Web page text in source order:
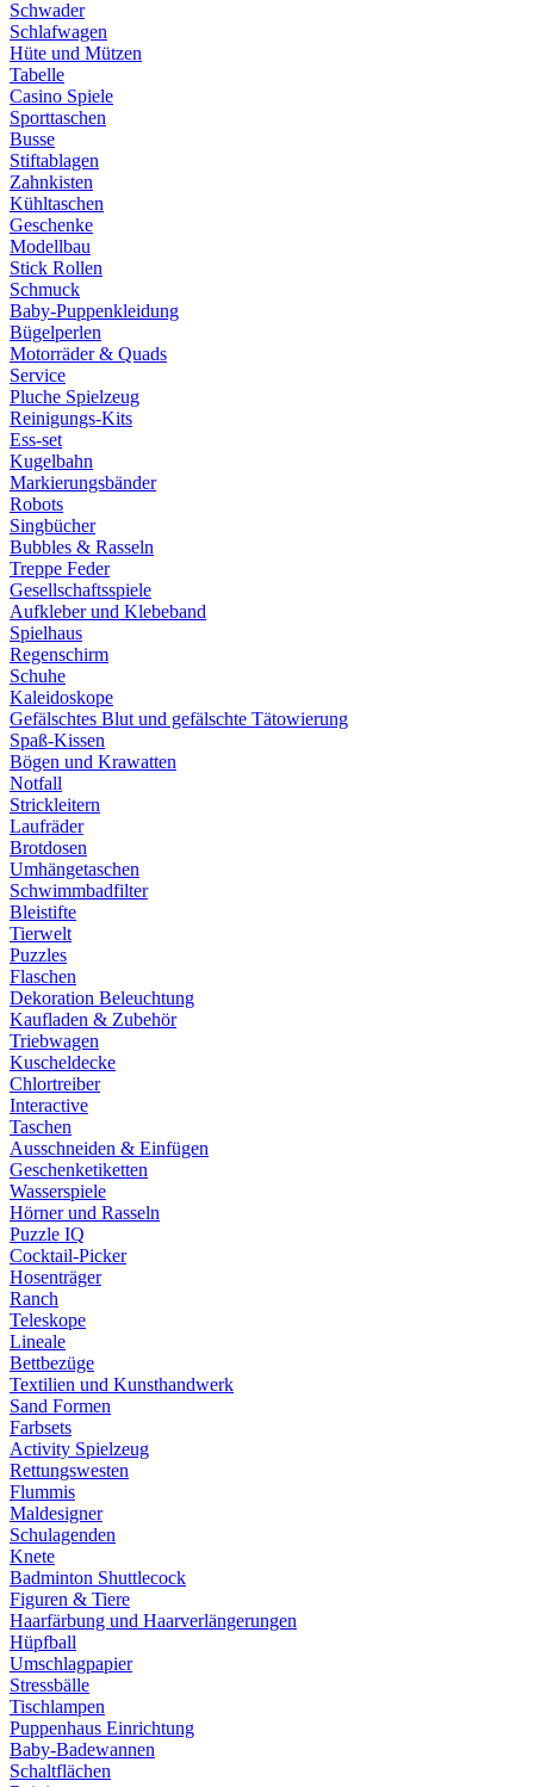
Schwader
Schlafwagen
Hüte und Mützen
Tabelle
Casino Spiele
Sporttaschen
Busse
Stiftablagen
Zahnkisten
Kühltaschen
Geschenke
Modellbau
Stick Rollen
Schmuck
Baby-Puppenkleidung
Bügelperlen
Motorräder & Quads
Service
Pluche Spielzeug
Reinigungs-Kits
Ess-set
Kugelbahn
Markierungsbänder
Robots
Singbücher
Bubbles & Rasseln
Treppe Feder
Gesellschaftsspiele
Aufkleber und Klebeband
Spielhaus
Regenschirm
Schuhe
Kaleidoskope
Gefälschtes Blut und gefälschte Tätowierung
Spaß-Kissen
Bögen und Krawatten
Notfall
Strickleitern
Laufräder
Brotdosen
Umhängetaschen
Schwimmbadfilter
Bleistifte
Tierwelt
Puzzles
Flaschen
Dekoration Beleuchtung
Kaufladen & Zubehör
Triebwagen
Kuscheldecke
Chlortreiber
Interactive
Taschen
Ausschneiden & Einfügen
Geschenketiketten
Wasserspiele
Hörner und Rasseln
Puzzle IQ
Cocktail-Picker
Hosenträger
Ranch
Teleskope
Lineale
Bettbezüge
Textilien und Kunsthandwerk
Sand Formen
Farbsets
Activity Spielzeug
Rettungswesten
Flummis
Maldesigner
Schulagenden
Knete
Badminton Shuttlecock
Figuren & Tiere
Haarfärbung und Haarverlängerungen
Hüpfball
Umschlagpapier
Stressbälle
Tischlampen
Puppenhaus Einrichtung
Baby-Badewannen
Schaltflächen